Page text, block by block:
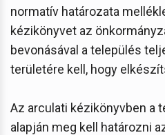
normatív határozata
kézikönyvet az
bevonásával a település
területére kell, hogy
Az arculati kézikönyvben a
alapján meg kell határozni